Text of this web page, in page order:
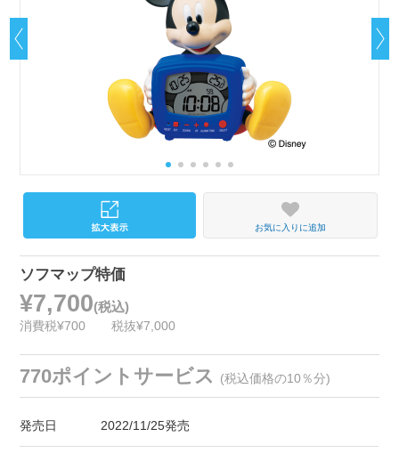
お気に入りに追加
ソフマップ特価
¥7,700(税込)
消費税¥700 税抜¥7,000
770ポイントサービス (税込価格の10％分)
発売日 2022/11/25発売